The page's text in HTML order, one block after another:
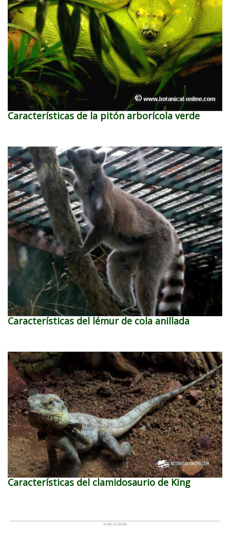
Características de la pitón arborícola verde
Características del lémur de cola anillada
Características del clamidosaurio de King